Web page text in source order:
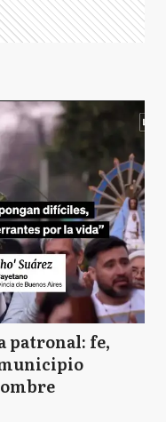
patronal: fe,